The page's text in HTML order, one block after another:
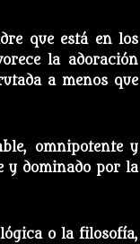
que está en los
la adoración
a menos que
omnipotente y
y dominado por la
o la filosofía,